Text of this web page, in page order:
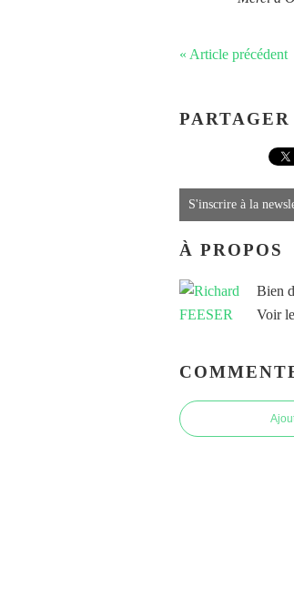
« Article précédent
S'inscrire à la
À PROPOS
Bien
Voir